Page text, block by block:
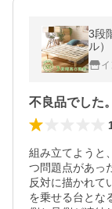
3段
ル
立
不良品でした。
組み立てようと
つ問題点があっ
反対に描かれて
を乗せる台とな